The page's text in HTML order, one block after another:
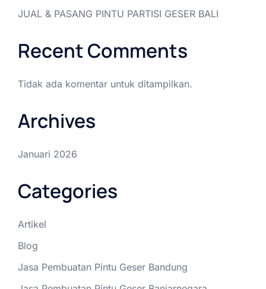
JUAL & PASANG PINTU PARTISI GESER BALI
Recent Comments
Tidak ada komentar untuk ditampilkan.
Archives
Januari 2026
Categories
Artikel
Blog
Jasa Pembuatan Pintu Geser Bandung